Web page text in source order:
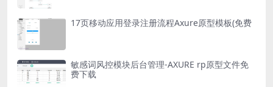
17页移动应用登录注册流程Axure原型模板(免费
敏感词风控模块后台管理-AXURE rp原型文件免
费下载